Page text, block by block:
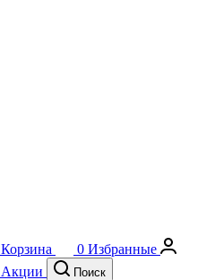
Корзина 0 Избранные
Акции Поиск